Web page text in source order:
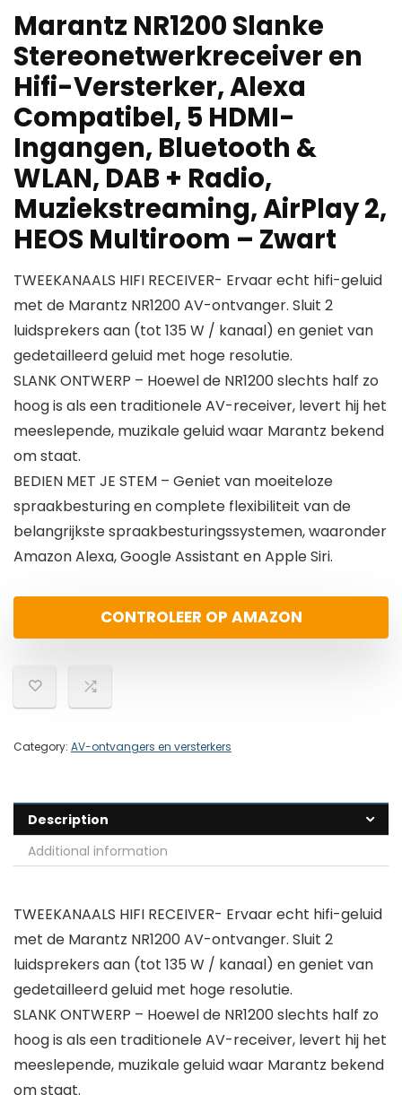
Marantz NR1200 Slanke
Stereonetwerkreceiver en
Hifi-Versterker, Alexa
Compatibel, 5 HDMI-
Ingangen, Bluetooth &
WLAN, DAB + Radio,
Muziekstreaming, AirPlay 2,
HEOS Multiroom – Zwart
TWEEKANAALS HIFI RECEIVER- Ervaar echt hifi-geluid
met de Marantz NR1200 AV-ontvanger. Sluit 2
luidsprekers aan (tot 135 W / kanaal) en geniet van
gedetailleerd geluid met hoge resolutie.
SLANK ONTWERP – Hoewel de NR1200 slechts half zo
hoog is als een traditionele AV-receiver, levert hij het
meeslepende, muzikale geluid waar Marantz bekend
om staat.
BEDIEN MET JE STEM – Geniet van moeiteloze
spraakbesturing en complete flexibiliteit van de
belangrijkste spraakbesturingssystemen, waaronder
Amazon Alexa, Google Assistant en Apple Siri.
CONTROLEER OP AMAZON
Category: AV-ontvangers en versterkers
Description
Additional information
TWEEKANAALS HIFI RECEIVER- Ervaar echt hifi-geluid
met de Marantz NR1200 AV-ontvanger. Sluit 2
luidsprekers aan (tot 135 W / kanaal) en geniet van
gedetailleerd geluid met hoge resolutie.
SLANK ONTWERP – Hoewel de NR1200 slechts half zo
hoog is als een traditionele AV-receiver, levert hij het
meeslepende, muzikale geluid waar Marantz bekend
om staat.